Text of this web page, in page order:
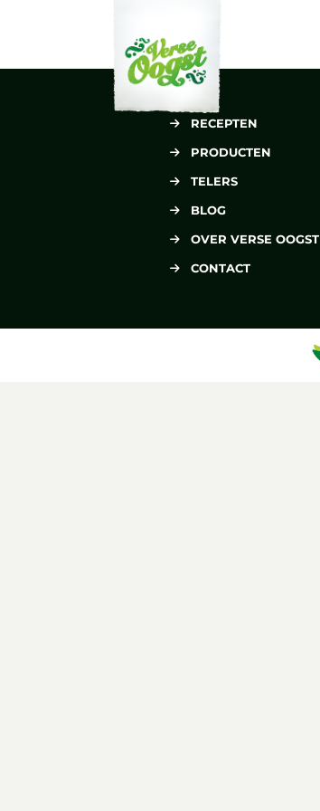
RECEPTEN
PRODUCTEN
TELERS
BLOG
OVER VERSE OOGST
CONTACT